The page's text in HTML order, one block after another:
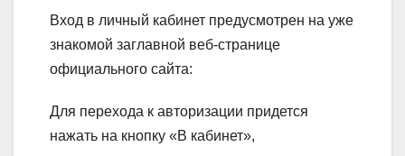
Вход в личный кабинет предусмотрен на уже
знакомой заглавной веб-странице
официального сайта:
Для перехода к авторизации придется
нажать на кнопку «В кабинет»,